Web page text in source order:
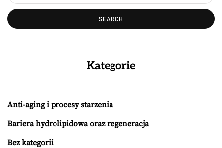
Kategorie
Anti-aging i procesy starzenia
Bariera hydrolipidowa oraz regeneracja
Bez kategorii